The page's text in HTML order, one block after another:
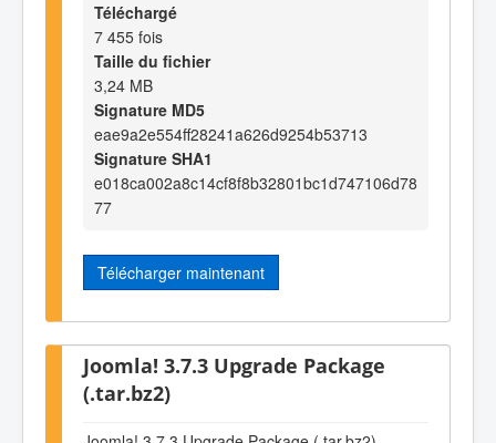
Téléchargé
7 455 fois
Taille du fichier
3,24 MB
Signature MD5
eae9a2e554ff28241a626d9254b53713
Signature SHA1
e018ca002a8c14cf8f8b32801bc1d747106d78
77
Télécharger maintenant
Joomla! 3.7.3 Upgrade Package
(.tar.bz2)